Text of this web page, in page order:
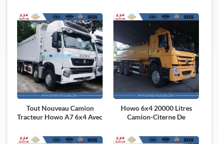
Tout Nouveau Camion
Tracteur Howo A7 6x4 Avec
Howo 6x4 20000 Litres
Camion-Citerne De